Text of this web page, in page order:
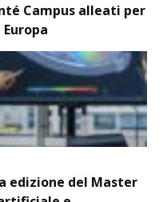
Campus alleati per
edizione del Master